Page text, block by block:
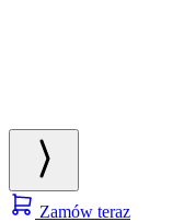
Zamów teraz